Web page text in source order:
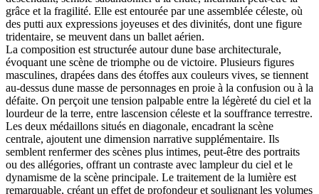
grâce et la fragilité. Elle est entourée par une assemblée céleste, où
des putti aux expressions joyeuses et des divinités, dont une figure
tridentaire, se meuvent dans un ballet aérien.
La composition est structurée autour dune base architecturale,
évoquant une scène de triomphe ou de victoire. Plusieurs figures
masculines, drapées dans des étoffes aux couleurs vives, se tiennent
au-dessus dune masse de personnages en proie à la confusion ou à la
défaite. On perçoit une tension palpable entre la légèreté du ciel et la
lourdeur de la terre, entre lascension céleste et la souffrance terrestre.
Les deux médaillons situés en diagonale, encadrant la scène
centrale, ajoutent une dimension narrative supplémentaire. Ils
semblent renfermer des scènes plus intimes, peut-être des portraits
ou des allégories, offrant un contraste avec lampleur du ciel et le
dynamisme de la scène principale. Le traitement de la lumière est
remarquable, créant un effet de profondeur et soulignant les volumes